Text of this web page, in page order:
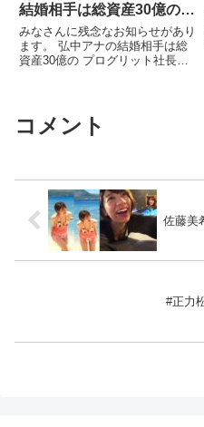
結婚相手は総資産30億の一
般男性です
みなさんに残念なお知らせがあり
ます。 弘中アナの結婚相手は総
資産30億の プログリット社長で
コメント
佐藤美
#正力